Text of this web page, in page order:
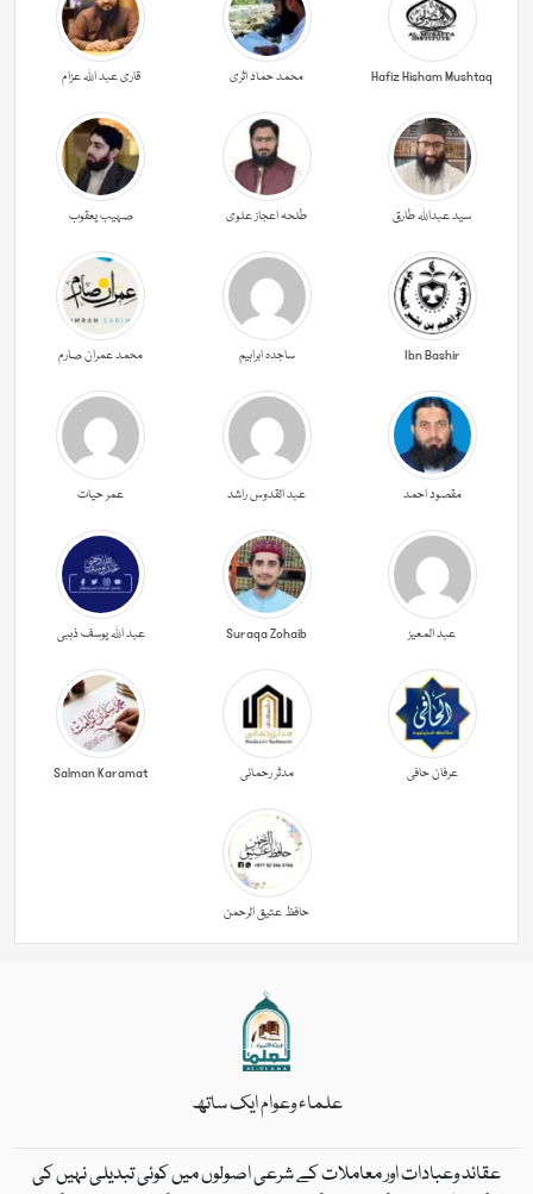
Hafiz Hisham Mushtaq محمد حماد اثری قاری عبد اللہ عزام
سید عبداللہ طارق طلحہ اعجاز علوی صہیب یعقوب
Ibn Bashir ساجدہ ابراہیم محمد عمران صارم
مقصود احمد عبد القدوس راشد عمر حیات
عبد المعیز Suraqa Zohaib عبد اللہ یوسف ذہبی
عرفان حافی مدثر رحمانی Salman Karamat
حافظ عتیق الرحمن
علماء وعوام ایک ساتھ
عقائد وعبادات اور معاملات کے شرعی اصولوں میں کوئی تبدیلی نہیں کی